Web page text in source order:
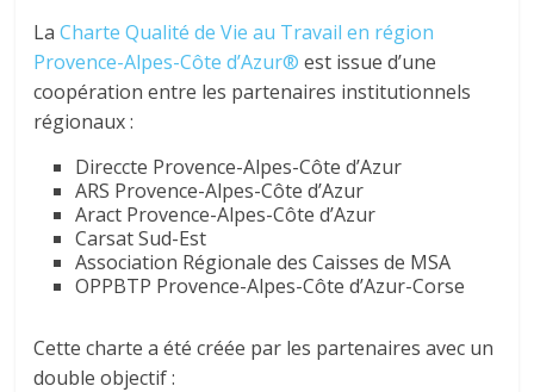
LaCharte Qualité de Vie au Travail en région
Provence-Alpes-Côte d’Azur® est issue d’une
coopération entre les partenaires institutionnels
régionaux :
Direccte Provence-Alpes-Côte d’Azur
ARS Provence-Alpes-Côte d’Azur
Aract Provence-Alpes-Côte d’Azur
Carsat Sud-Est
Association Régionale des Caisses de MSA
OPPBTP Provence-Alpes-Côte d’Azur-Corse
Cette charte a été créée par les partenaires avec un
double objectif :